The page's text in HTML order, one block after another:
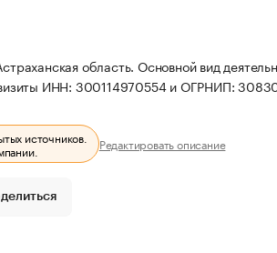
область. Основной вид
ИНН: 300114970554 и ОГРНИП:
источников.
Редактировать описание